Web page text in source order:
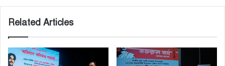
Related Articles